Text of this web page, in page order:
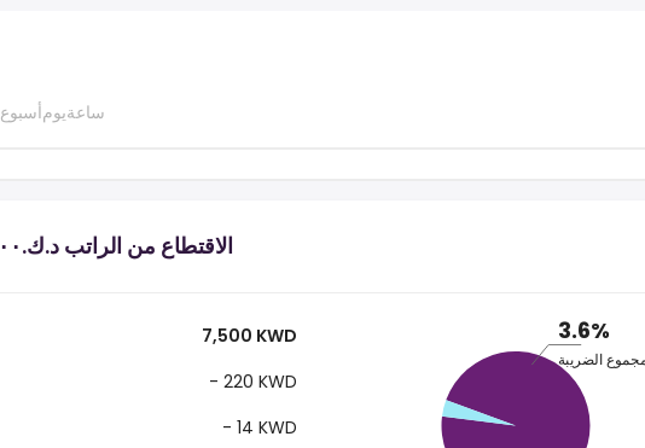
أسبوعيومساعة
الاقتطاع من الراتب د.ك.‏٧٬٥٠٠ ‏ في الكويت
7,500 KWD
- 220 KWD
- 14 KWD
3.6%
الضريبة